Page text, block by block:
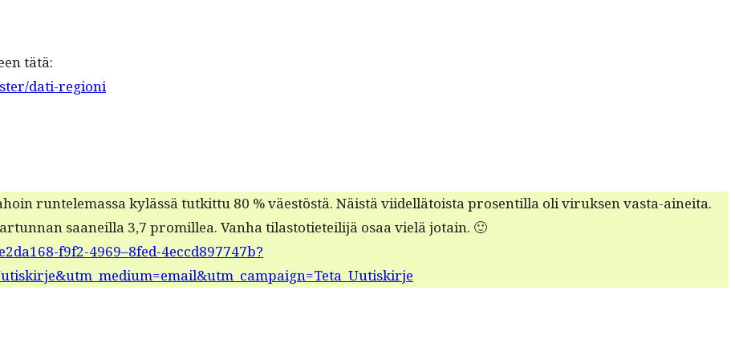
tätä:
dati-regioni
run­tele­mas­sa kylässä tutkit­tu 80 % väestöstä. Näistä viidel­lä­toista pros­en­til­la oli viruk­sen vas­ta-ainei­ta.
saaneil­la 3,7 promil­lea. Van­ha tilas­toti­eteil­i­jä osaa vielä jotain. 🙂
f9f2-4969–8fed-4eccd897747b?